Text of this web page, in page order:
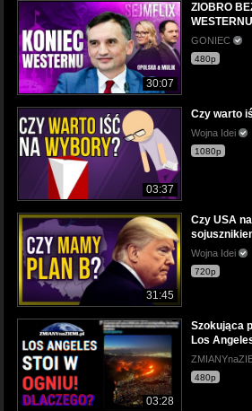
30:07
ZIOBRO
GONIEC
480p
03:37
Czy warto
Wojna Idei
1080p
31:45
Czy USA
Wojna Idei
720p
03:28
Szokująca
Los
480p